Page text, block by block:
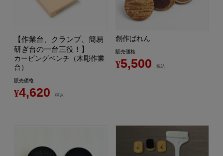
【作業台、クランプ、簡易
研ぎ台の一台三役！】
カービングベンチ（木彫作業
台）
販売価格
¥4,620 税込
創作ばれん
販売価格
¥5,500 税込